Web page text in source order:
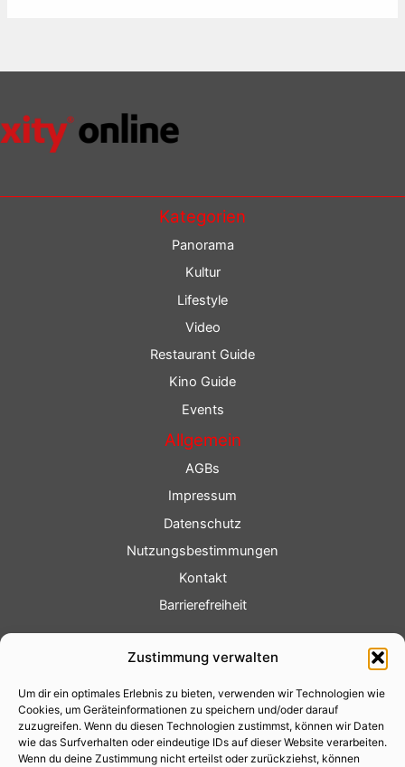
Zustimmung verwalten
Um dir ein optimales Erlebnis zu bieten, verwenden wir Technologien wie
Cookies, um Geräteinformationen zu speichern und/oder darauf
zuzugreifen. Wenn du diesen Technologien zustimmst, können wir Daten
wie das Surfverhalten oder eindeutige IDs auf dieser Website verarbeiten.
Wenn du deine Zustimmung nicht erteilst oder zurückziehst, können
Kategorien
Panorama
Kultur
Lifestyle
Video
Restaurant Guide
Kino Guide
Events
Allgemein
AGBs
Impressum
Datenschutz
Nutzungsbestimmungen
Kontakt
Barrierefreiheit
Fotoservice
Videoservice
Werbung
Contenterstellung